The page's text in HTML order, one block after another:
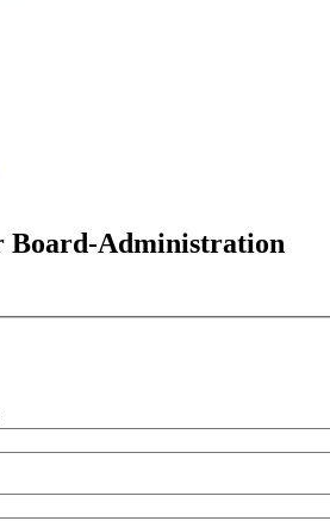
Board-Administration